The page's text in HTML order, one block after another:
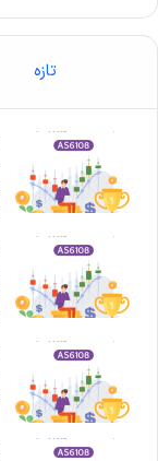
تازه